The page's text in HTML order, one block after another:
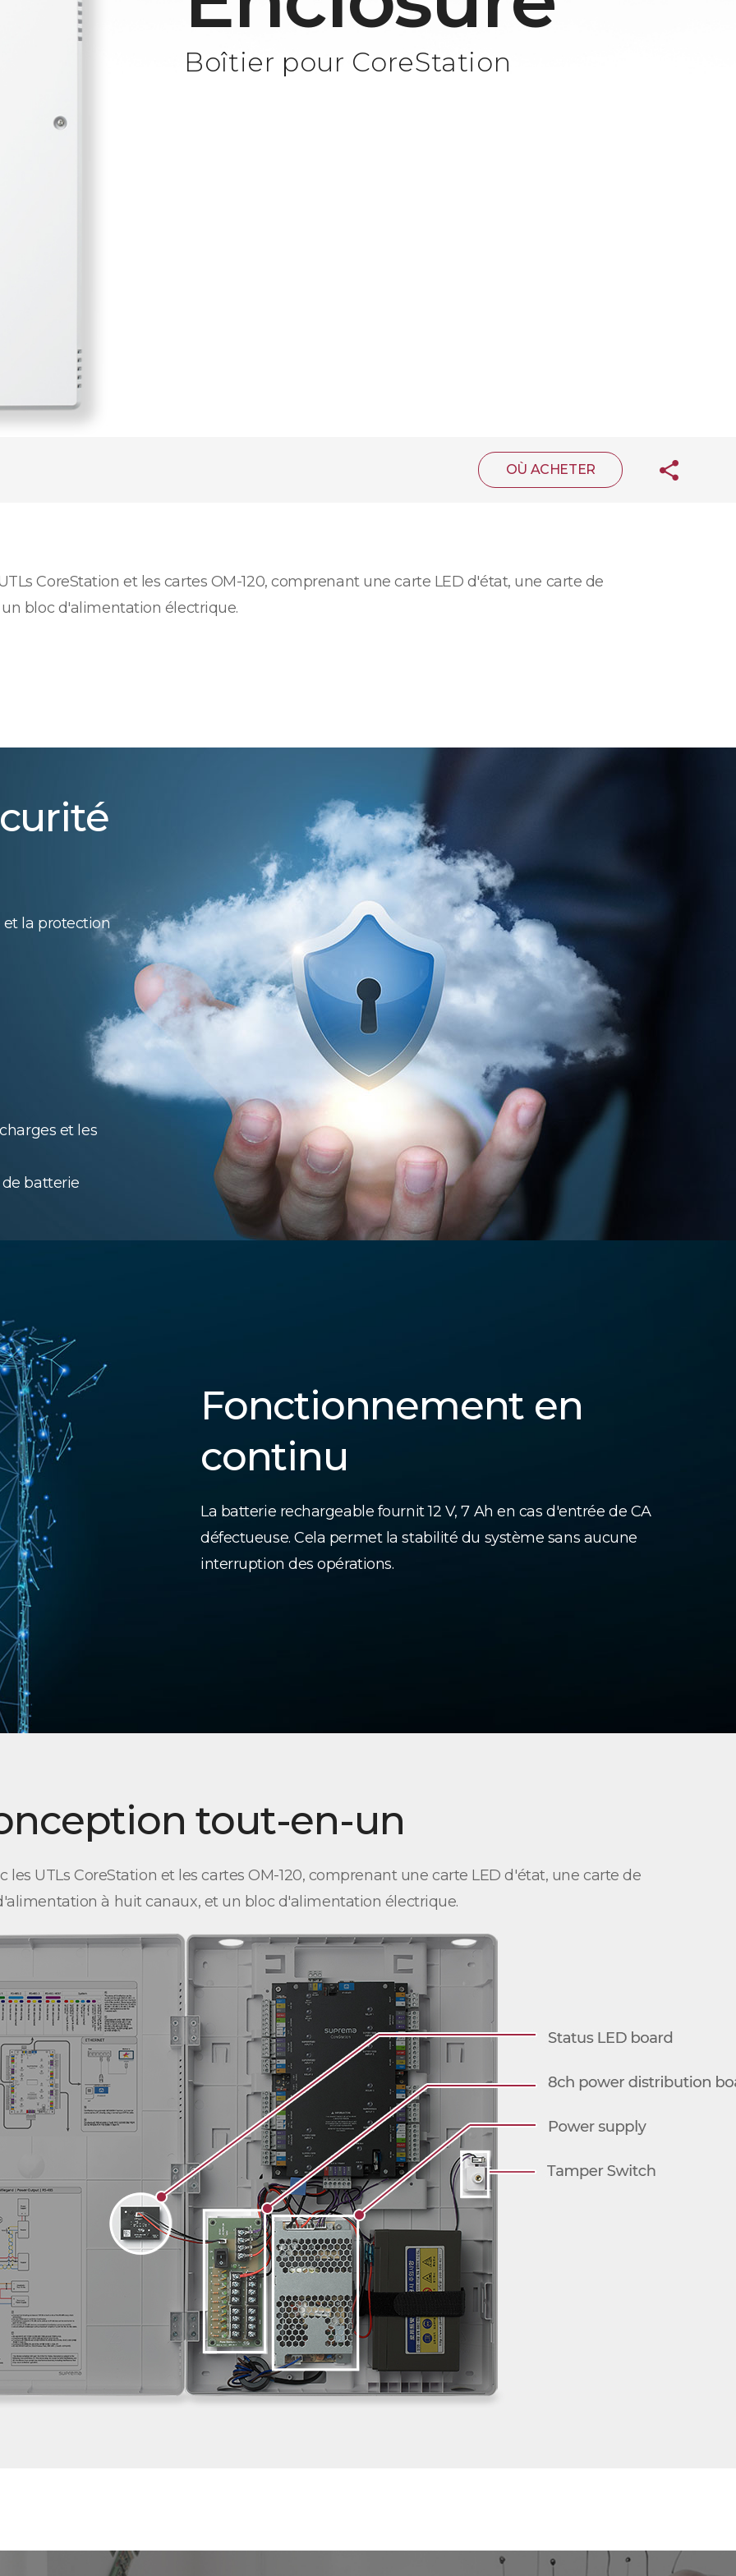
Boîtier pour CoreStation
OÙ ACHETER
CoreStation et les cartes OM-120, comprenant une carte LED d'état, une carte de
bloc d'alimentation électrique.
et la protection
et les
batterie
Fonctionnement en
continu
La batterie rechargeable fournit 12 V, 7 Ah en cas d'entrée de CA
défectueuse. Cela permet la stabilité du système sans aucune
interruption des opérations.
tout-en-un
UTLs CoreStation et les cartes OM-120, comprenant une carte LED d'état, une carte de
à huit canaux, et un bloc d'alimentation électrique.